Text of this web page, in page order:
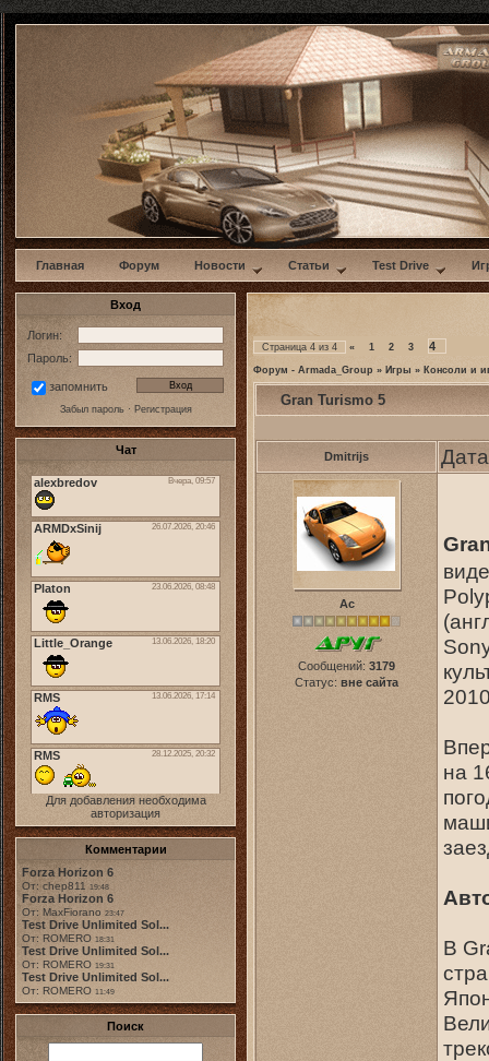
w
Главная Форум Новости Статьи Test Drive
Вход
Логин:
Пароль:
запомнить
Забыл пароль· Регистрация
Чат
Для добавления необходима
авторизация
Комментарии
Forza Horizon 6
От: chep811 19:48
Forza Horizon 6
От: MaxFiorano 23:47
Test Drive Unlimited Sol...
От: ROMERO 18:31
Test Drive Unlimited Sol...
От: ROMERO 19:31
Test Drive Unlimited Sol...
От: ROMERO 11:49
Поиск
Страница 4 из 4 « 1 2 3 4
Форум - Armada_Group » Игры » Консоли и
Gran Turismo 5
Dmitrijs
Ас
Сообщений: 3179
Статус: вне сайта
на
В